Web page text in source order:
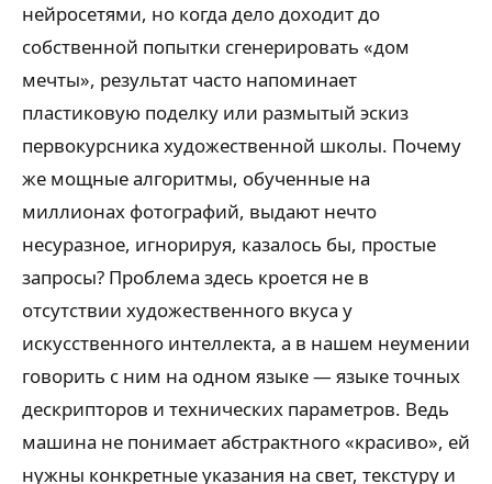
нейросетями, но когда дело доходит до
собственной попытки сгенерировать «дом
мечты», результат часто напоминает
пластиковую поделку или размытый эскиз
первокурсника художественной школы. Почему
же мощные алгоритмы, обученные на
миллионах фотографий, выдают нечто
несуразное, игнорируя, казалось бы, простые
запросы? Проблема здесь кроется не в
отсутствии художественного вкуса у
искусственного интеллекта, а в нашем неумении
говорить с ним на одном языке — языке точных
дескрипторов и технических параметров. Ведь
машина не понимает абстрактного «красиво», ей
нужны конкретные указания на свет, текстуру и